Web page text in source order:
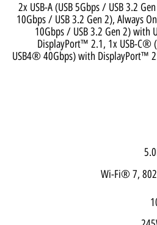
2x USB-A (USB 5Gbps / USB 3.2
10Gbps / USB 3.2 Gen 2), Always
10Gbps / USB 3.2 Gen 2) with
DisplayPort™ 2.1, 1x USB-
USB4® 40Gbps) with DisplayPort™
Wi-Fi® 7,